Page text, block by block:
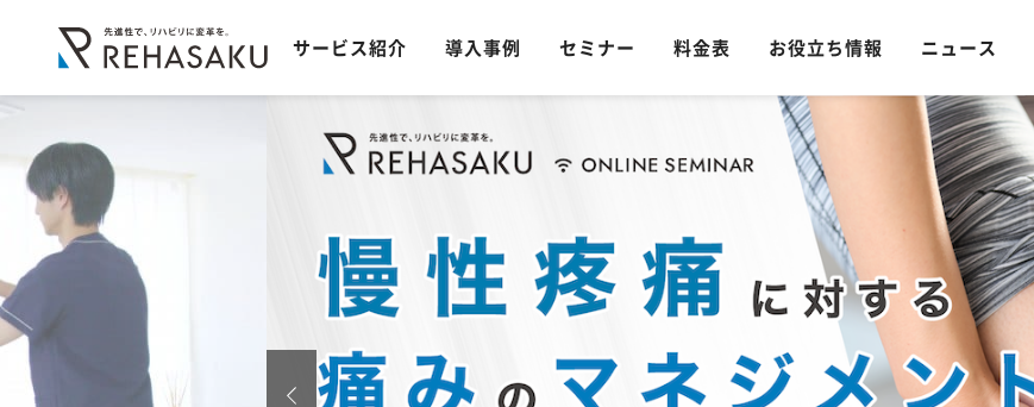
サービス紹介 導入事例 セミナー 料金表 お役立ち情報 ニュース